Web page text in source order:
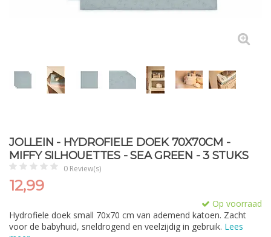
JOLLEIN - HYDROFIELE DOEK 70X70CM -
MIFFY SILHOUETTES - SEA GREEN - 3 STUKS
0 Review(s)
12,99
Op voorraad
Hydrofiele doek small 70x70 cm van ademend katoen. Zacht
voor de babyhuid, sneldrogend en veelzijdig in gebruik. Lees